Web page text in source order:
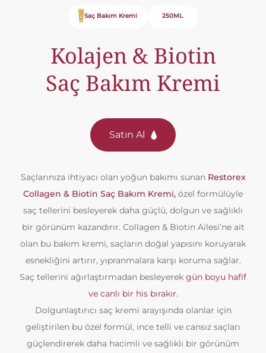
Saç Bakım Kremi 250ML
Kolajen & Biotin
Saç Bakım Kremi
Satın Al
Saçlarınıza ihtiyacı olan yoğun bakımı sunan Restorex
Collagen & Biotin Saç Bakım Kremi, özel formülüyle
saç tellerini besleyerek daha güçlü, dolgun ve sağlıklı
bir görünüm kazandırır. Collagen & Biotin Ailesi’ne ait
olan bu bakım kremi, saçların doğal yapısını koruyarak
esnekliğini artırır, yıpranmalara karşı koruma sağlar.
Saç tellerini ağırlaştırmadan besleyerek gün boyu hafif
ve canlı bir his bırakır.
Dolgunlaştırıcı saç kremi arayışında olanlar için
geliştirilen bu özel formül, ince telli ve cansız saçları
güçlendirerek daha hacimli ve sağlıklı bir görünüm